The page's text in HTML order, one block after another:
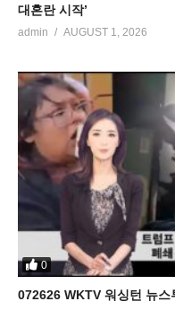
대혼란 시작’
admin AUGUST 1, 2026
0
072626 WKTV 워싱턴 뉴스